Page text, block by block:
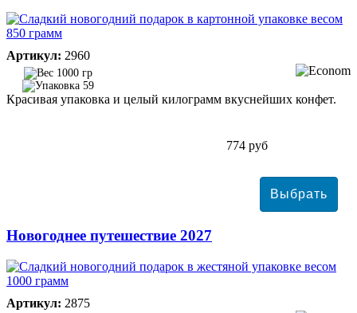
Артикул: 2960
1000 гр
59
Красивая упаковка и целый килограмм вкуснейших конфет.
774 руб
Новогоднее путешествие 2027
Артикул: 2875